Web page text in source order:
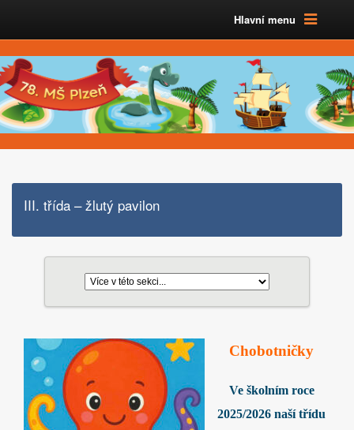
Hlavní menu
III. třída – žlutý pavilon
Chobotničky
Ve školním roce
2025/2026 naší třídu